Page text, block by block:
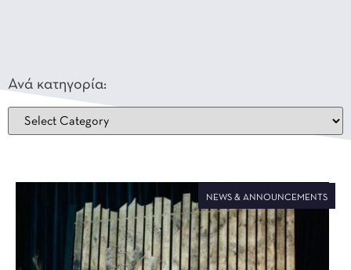
Ανά κατηγορία:
NEWS & ANNOUNCEMENTS